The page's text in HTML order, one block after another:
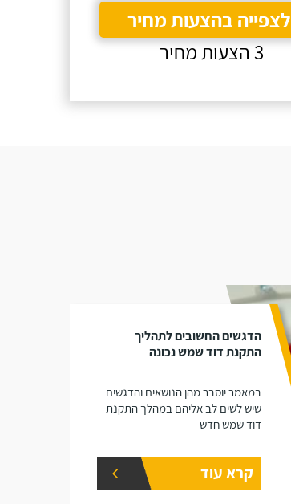
לצפייה בהצעות מחיר
3 הצעות מחיר
הדגשים החשובים לתהליך
התקנת דוד שמש נכונה
במאמר יוסבר מהן הנושאים והדגשים
שיש לשים לב אליהם במהלך התקנת
דוד שמש חדש
קרא עוד